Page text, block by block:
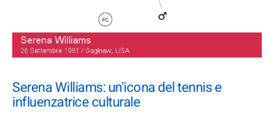
Serena Williams: un'icona del tennis e
influenzatrice culturale